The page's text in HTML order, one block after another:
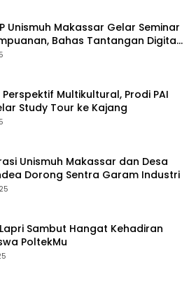
Unismuh Makassar Gelar Seminar
Bahas Tantangan Digital
Lokal
Multikultural, Prodi PAI
Study Tour ke Kajang
Unismuh Makassar dan Desa
Dorong Sentra Garam Industri
Sambut Hangat Kehadiran
PoltekMu